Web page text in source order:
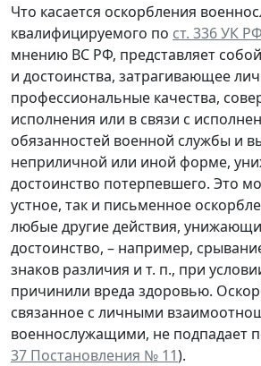
Что касается оскорбления
квалифицируемого по ст. 336 УК РФ
мнению ВС РФ, представляет
и достоинства, затрагивающее
профессиональные качества,
исполнения или в связи с
обязанностей военной службы и
неприличной или иной форме,
достоинство потерпевшего. Это
устное, так и письменное
любые другие действия,
достоинство, – например,
знаков различия и т. п., при
причинили вреда здоровью.
связанное с личными
военнослужащими, не подпадает
37 Постановления № 11).